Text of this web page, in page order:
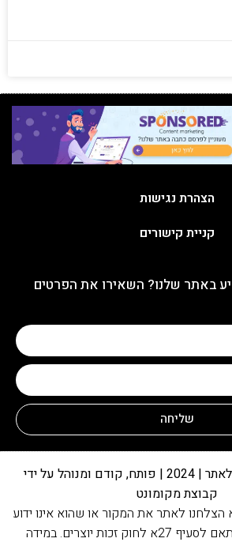
הצהרת נגישות
קניית קישורים
באתר שלנו? השאירו את הפרטים
שליחה
כל הזכויות שמורות לאתר | 2024 | פותח, קודם ומנוהל על ידי
קבוצת מקומונט
לאתר את המקור או שהוא אינו ידוע
והתכנים פורסמו בהתאם לסעיף 27א לחוק זכות יוצרים. במידה